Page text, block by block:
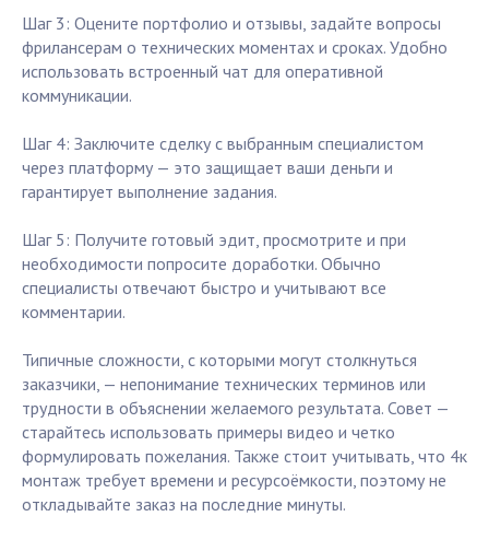
Шаг 3: Оцените портфолио и отзывы, задайте вопросы
фрилансерам о технических моментах и сроках. Удобно
использовать встроенный чат для оперативной
коммуникации.
Шаг 4: Заключите сделку с выбранным специалистом
через платформу — это защищает ваши деньги и
гарантирует выполнение задания.
Шаг 5: Получите готовый эдит, просмотрите и при
необходимости попросите доработки. Обычно
специалисты отвечают быстро и учитывают все
комментарии.
Типичные сложности, с которыми могут столкнуться
заказчики, — непонимание технических терминов или
трудности в объяснении желаемого результата. Совет —
старайтесь использовать примеры видео и четко
формулировать пожелания. Также стоит учитывать, что 4к
монтаж требует времени и ресурсоёмкости, поэтому не
откладывайте заказ на последние минуты.